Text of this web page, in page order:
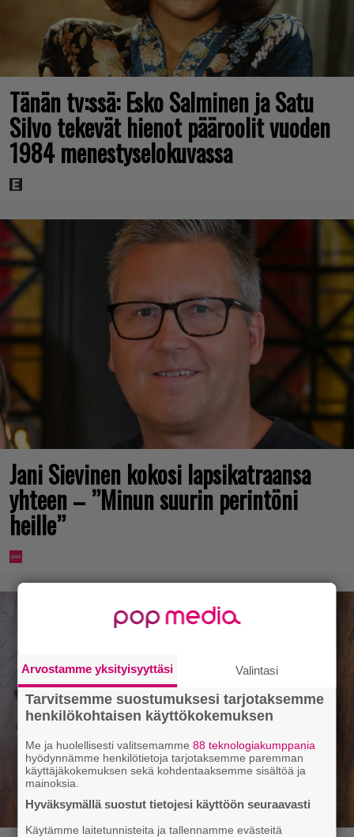
Tänän tv:ssä: Esko Salminen ja Satu
Silvo tekevät hienot pääroolit vuoden
1984 menestyselokuvassa
Jani Sievinen kokosi lapsikatraansa
yhteen – ”Minun suurin perintöni
heille”
Arvostamme yksityisyyttäsi Valintasi
Tarvitsemme suostumuksesi tarjotaksemme
henkilökohtaisen käyttökokemuksen
Me ja huolellisesti valitsemamme88 teknologiakumppania
hyödynnämme henkilötietoja tarjotaksemme paremman
käyttäjäkokemuksen sekä kohdentaaksemme sisältöä ja
mainoksia.
Hyväksymällä suostut tietojesi käyttöön seuraavasti
Käytämme laitetunnisteita ja tallennamme evästeitä